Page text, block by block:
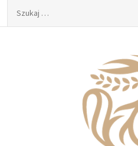
Szukaj:
Dama